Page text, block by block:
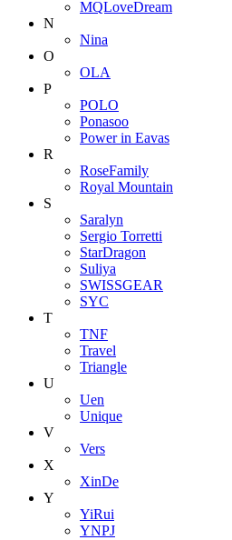
MQLoveDream
N
Nina
O
OLA
P
POLO
Ponasoo
Power in Eavas
R
RoseFamily
Royal Mountain
S
Saralyn
Sergio Torretti
StarDragon
Suliya
SWISSGEAR
SYC
T
TNF
Travel
Triangle
U
Uen
Unique
V
Vers
X
XinDe
Y
YiRui
YNPJ